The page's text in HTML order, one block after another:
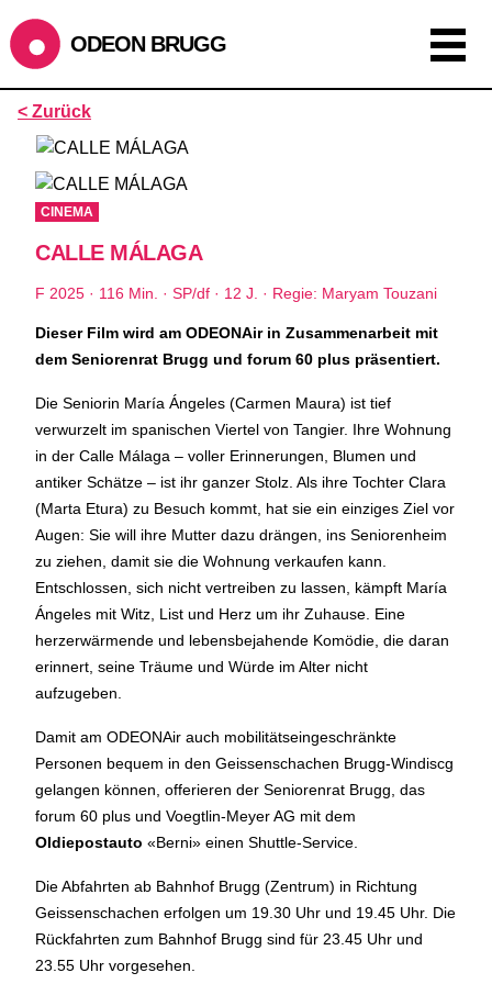
ODEON BRUGG
Anzeigen als:
ÖFFNUNGSZEITEN
während dem ODEONAir
Barbetrieb im Geissenschachen ab 18 Uhr bis Filmbeginn
(Fr+Sa bis 1 Uhr)
Küche ab 18 bis 20.45 Uhr
Mittwoch geschlossen
SOMMERÖFFNUNGSZEITEN
CINEMA2.7. bis 1.9. geschlossen
BÜHNE 2.7. bis 3.9. geschlossen
ZMITTAG2.7. bis 9.8. geschlossen
BAR+BISTRO10.7. bis 1.8. findet ihr unsere Bar ab 18
Uhr im Geissenschachen
ab dem 10.8. sind wir wieder im Haus und freuen uns auf
euch <3
STADTFEST BRUGG
Reguläre Öffnungszeiten
< Zurück
CINEMA
CALLE MÁLAGA
F 2025 · 116 Min. · SP/df · 12 J. · Regie: Maryam Touzani
Dieser Film wird am ODEONAir in Zusammenarbeit mit
dem Seniorenrat Brugg und forum 60 plus präsentiert.
Die Seniorin María Ángeles (Carmen Maura) ist tief
verwurzelt im spanischen Viertel von Tangier. Ihre Wohnung
in der Calle Málaga – voller Erinnerungen, Blumen und
antiker Schätze – ist ihr ganzer Stolz. Als ihre Tochter Clara
(Marta Etura) zu Besuch kommt, hat sie ein einziges Ziel vor
Augen: Sie will ihre Mutter dazu drängen, ins Seniorenheim
zu ziehen, damit sie die Wohnung verkaufen kann.
Entschlossen, sich nicht vertreiben zu lassen, kämpft María
Ángeles mit Witz, List und Herz um ihr Zuhause. Eine
herzerwärmende und lebensbejahende Komödie, die daran
erinnert, seine Träume und Würde im Alter nicht
aufzugeben.
Damit am ODEONAir auch mobilitätseingeschränkte
Personen bequem in den Geissenschachen Brugg-Windiscg
gelangen können, offerieren der Seniorenrat Brugg, das
forum 60 plus und Voegtlin-Meyer AG mit dem
Oldiepostauto «Berni» einen Shuttle-Service.
Die Abfahrten ab Bahnhof Brugg (Zentrum) in Richtung
Geissenschachen erfolgen um 19.30 Uhr und 19.45 Uhr. Die
Rückfahrten zum Bahnhof Brugg sind für 23.45 Uhr und
23.55 Uhr vorgesehen.